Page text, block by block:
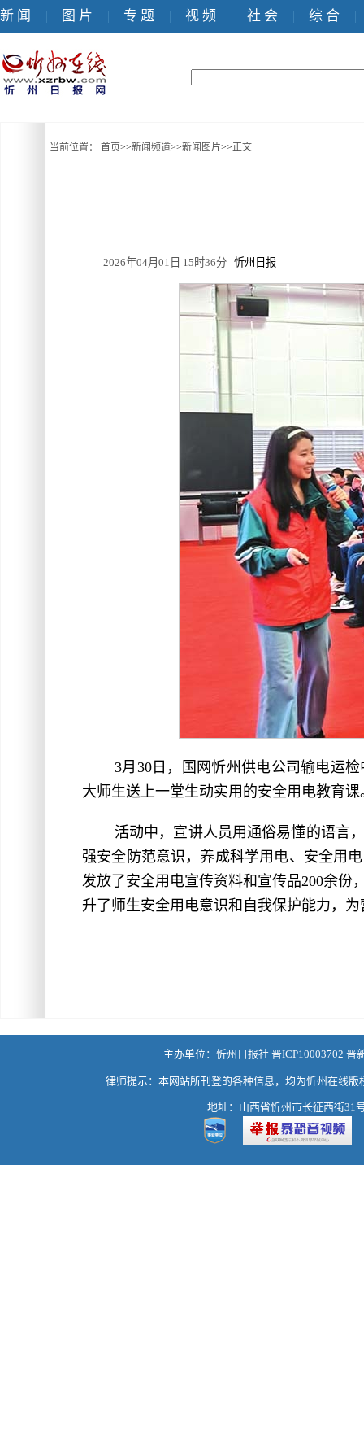
新 闻 | 图 片 | 专 题 | 视 频 | 社 会 | 综 合 |
当前位置： 首页>>新闻频道>>新闻图片>>正文
2026年04月01日 15时36分 忻州日报
3月30日，国网忻州供电公司输电运
大师生送上一堂生动实用的安全用电教育课
活动中，宣讲人员用通俗易懂的语言
强安全防范意识，养成科学用电、安全用
发放了安全用电宣传资料和宣传品200余份
升了师生安全用电意识和自我保护能力，
主办单位：忻州日报社 晋ICP10003702 晋
律师提示：本网站所刊登的各种信息，均为忻州在线
地址：山西省忻州市长征西街31